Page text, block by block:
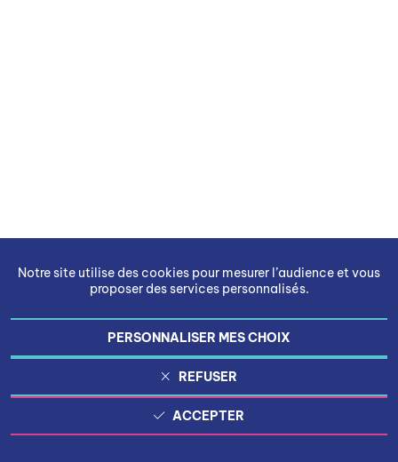
Notre site utilise des cookies pour mesurer l’audience et vous
proposer des services personnalisés.
PERSONNALISER MES CHOIX
REFUSER
ACCEPTER